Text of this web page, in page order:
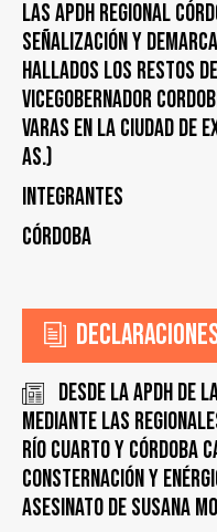
LAS APDH REGIONAL
SEÑALIZACIÓN Y
HALLADOS LOS RESTOS
VICEGOBERNADOR
VARAS EN LA CIUDAD DE
AS.)
Integrantes
Córdoba
Desde la APDH de
mediante las
Río Cuarto y Córdoba
consternación y
asesinato de Susana